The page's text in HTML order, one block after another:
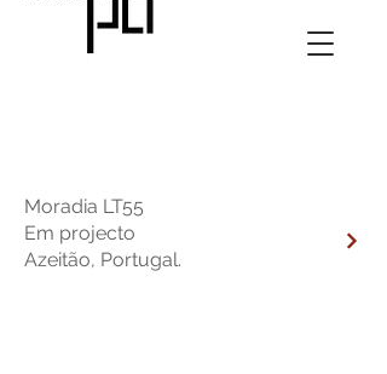
Moradia LT55
Em projecto
Azeitão, Portugal.